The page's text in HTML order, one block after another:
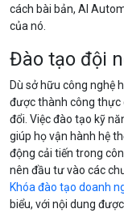
cách bài bản, AI
của nó.
Đào tạo đội
Dù sở hữu công nghệ
được thành công thực
đổi. Việc đào tạo kỹ
giúp họ vận hành hệ
động cải tiến trong
nên đầu tư vào các
Khóa đào tạo doanh
biểu, với nội dung